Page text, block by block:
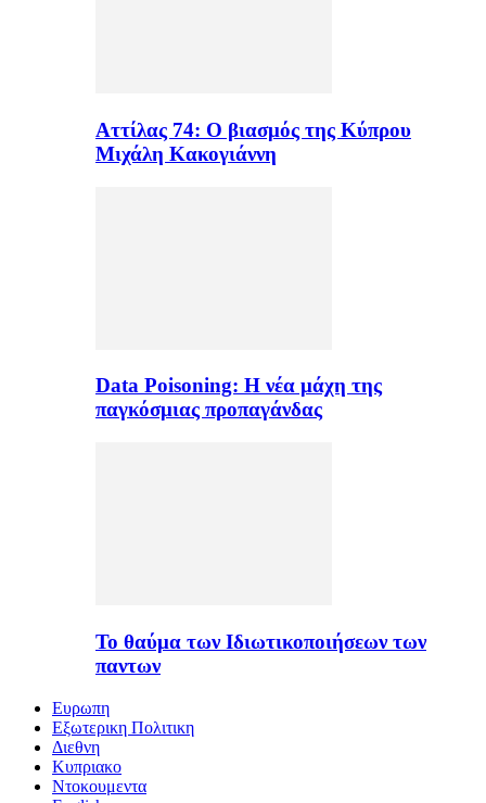
Αττίλας 74: Ο βιασμός της Κύπρου
Μιχάλη Κακογιάννη
Data Poisoning: Η νέα μάχη της
παγκόσμιας προπαγάνδας
Το θαύμα των Ιδιωτικοποιήσεων των
παντων
Ευρωπη
Εξωτερικη Πολιτικη
Διεθνη
Κυπριακο
Ντοκουμεντα